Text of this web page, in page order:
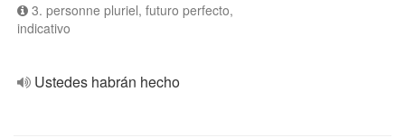
3. personne pluriel, futuro perfecto,
indicativo
Ustedes habrán hecho